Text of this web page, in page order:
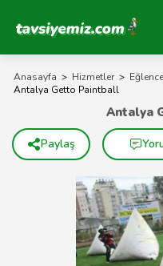
Tavsiyemiz Anasayfa
Anasayfa > Hizmetler > Eğlence
Antalya Getto Paintball
Antalya
Paylaş